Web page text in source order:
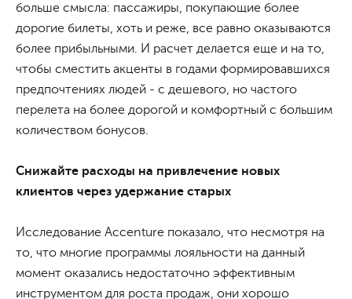
больше смысла: пассажиры, покупающие более
дорогие билеты, хоть и реже, все равно оказываются
более прибыльными. И расчет делается еще и на то,
чтобы сместить акценты в годами формировавшихся
предпочтениях людей - с дешевого, но частого
перелета на более дорогой и комфортный с большим
количеством бонусов.
Снижайте расходы на привлечение новых
клиентов через удержание старых
Исследование Accenture показало, что несмотря на
то, что многие программы лояльности на данный
момент оказались недостаточно эффективным
инструментом для роста продаж, они хорошо